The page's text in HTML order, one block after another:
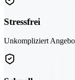
Stressfrei
Unkompliziert